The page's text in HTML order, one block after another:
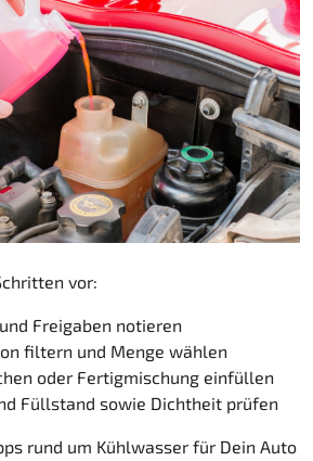
vor:
Freigaben notieren
filtern und Menge wählen
oder Fertigmischung einfüllen
Füllstand sowie Dichtheit prüfen
rund um Kühlwasser für Dein Auto